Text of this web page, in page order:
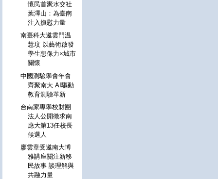
懷民首聚水交社
葉澤山：為臺南
注入撫慰力量
南臺科大邀雲門温
慧玟 以藝術啟發
學生想像力×城市
關懷
中國測驗學會年會
齊聚南大 AI驅動
教育測驗革新
台南家專學校財團
法人公開徵求南
應大第13任校長
候選人
廖雲章受邀南大博
雅講座關注新移
民故事 談理解與
共融力量